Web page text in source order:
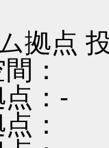
拠点
：
：-
：